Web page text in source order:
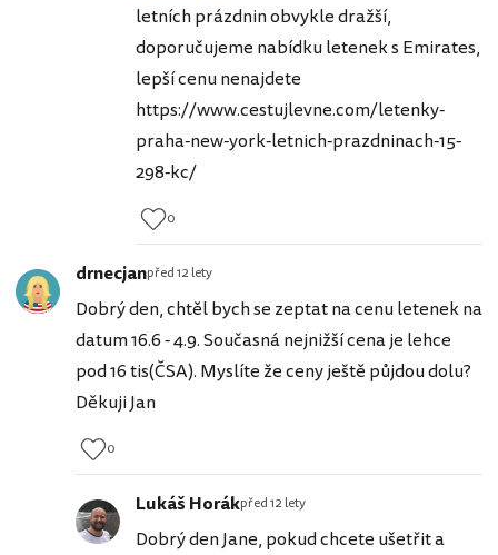
letních prázdnin obvykle dražší,
doporučujeme nabídku letenek s Emirates,
lepší cenu nenajdete
https://www.cestujlevne.com/letenky-
praha-new-york-letnich-prazdninach-15-
298-kc/
0
drnecjanpřed 12 lety
Dobrý den, chtěl bych se zeptat na cenu letenek na
datum 16.6 - 4.9. Současná nejnižší cena je lehce
pod 16 tis(ČSA). Myslíte že ceny ještě půjdou dolu?
Děkuji Jan
0
Lukáš Horákpřed 12 lety
Dobrý den Jane, pokud chcete ušetřit a